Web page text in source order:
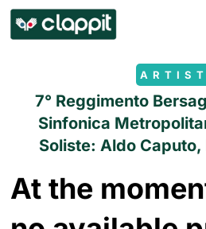
7° Reggimento
Sinfonica
Soliste: Aldo Caputo,
At the